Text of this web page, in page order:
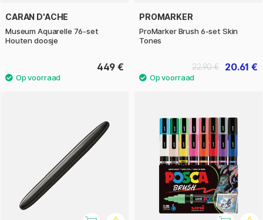
CARAN D'ACHE
Museum Aquarelle 76-set
Houten doosje
449 €
PROMARKER
ProMarker Brush 6-set Skin
Tones
20.61 €
22.90 €